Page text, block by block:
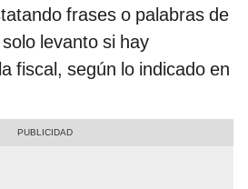
frases o palabras de
levanto si hay
fiscal, según lo indicado en